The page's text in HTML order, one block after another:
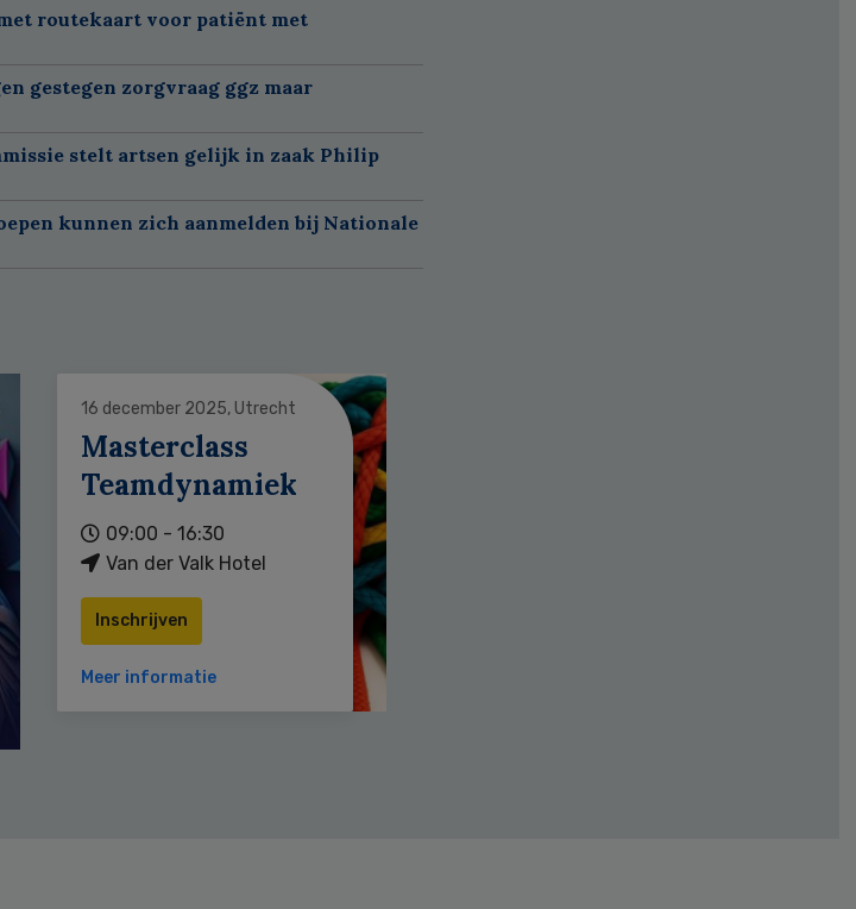
routekaart voor patiënt met
gestegen zorgvraag ggz maar
stelt artsen gelijk in zaak Philip
kunnen zich aanmelden bij Nationale
16 december 2025, Utrecht
Masterclass
Teamdynamiek
09:00 - 16:30
Van der Valk Hotel
Inschrijven
Meer informatie